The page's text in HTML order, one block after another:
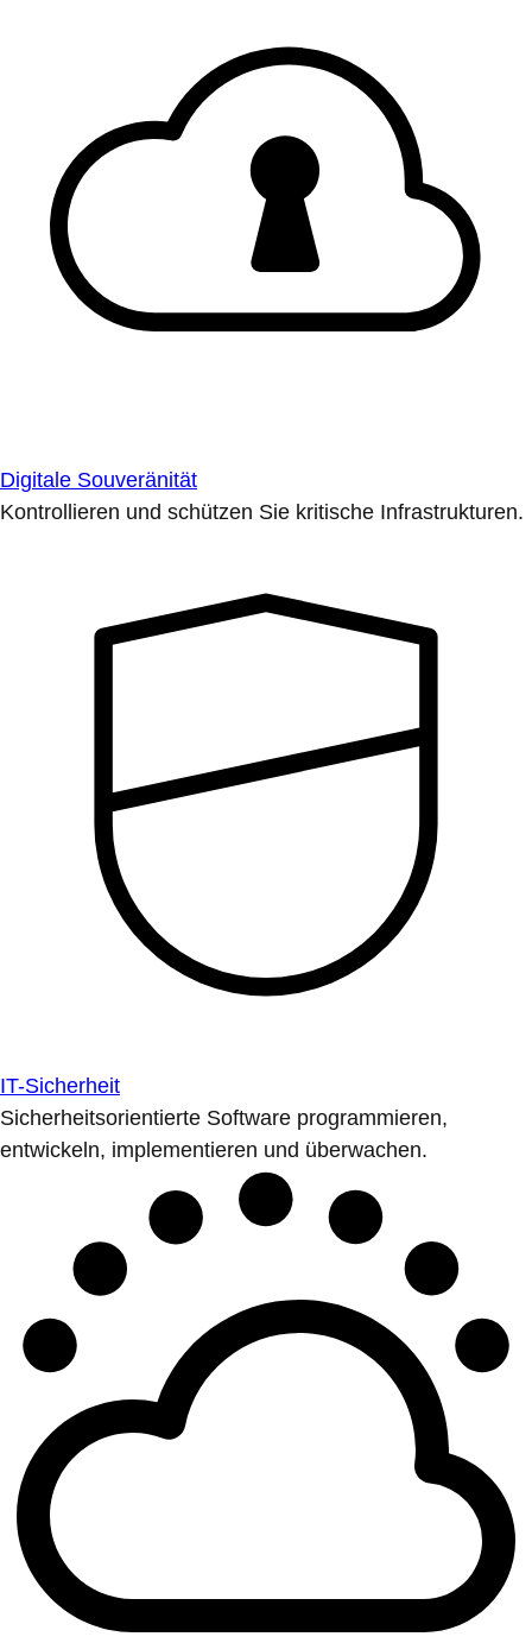
Digitale Souveränität
Kontrollieren und schützen Sie kritische Infrastrukturen.
IT-Sicherheit
Sicherheitsorientierte Software programmieren,
entwickeln, implementieren und überwachen.